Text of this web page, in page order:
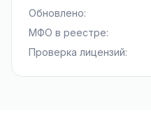
Обновлено:
МФО в реестре:
Проверка лицензий: